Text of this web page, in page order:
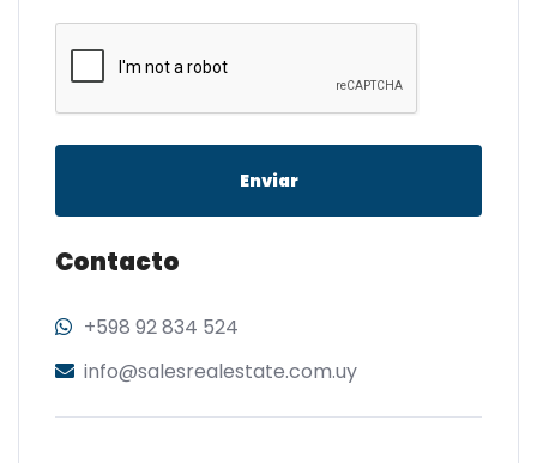
Enviar
Contacto
+598 92 834 524
info@salesrealestate.com.uy